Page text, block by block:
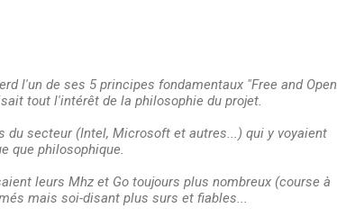
l'un de ses 5 principes fondamentaux "Free and Open
tout l'intérêt de la philosophie du projet.
du secteur (Intel, Microsoft et autres...) qui y voyaient
que philosophique.
leurs Mhz et Go toujours plus nombreux (course à
mais soi-disant plus surs et fiables...